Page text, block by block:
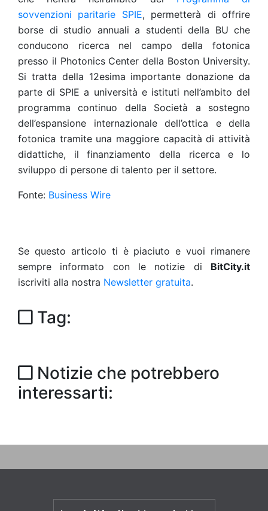
sovvenzioni paritarie SPIE, permetterà di offrire
borse di studio annuali a studenti della BU che
conducono ricerca nel campo della fotonica
presso il Photonics Center della Boston University.
Si tratta della 12esima importante donazione da
parte di SPIE a università e istituti nell’ambito del
programma continuo della Società a sostegno
dell’espansione internazionale dell’ottica e della
fotonica tramite una maggiore capacità di attività
didattiche, il finanziamento della ricerca e lo
sviluppo di persone di talento per il settore.
Fonte: Business Wire
Se questo articolo ti è piaciuto e vuoi rimanere
sempre informato con le notizie di BitCity.it
iscriviti alla nostra Newsletter gratuita.
Tag:
Notizie che potrebbero
interessarti: